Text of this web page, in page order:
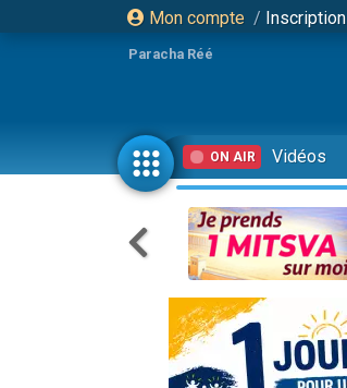
Mon compte / Inscription
Paracha Réé
ON AIR Vidéos